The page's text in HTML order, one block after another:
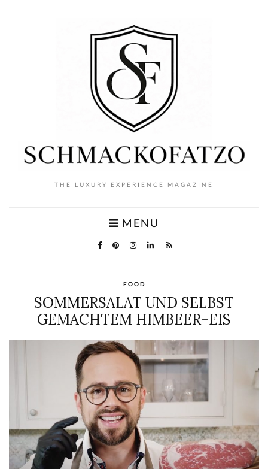
THE LUXURY EXPERIENCE MAGAZINE
MENU
FOOD
SOMMERSALAT UND SELBST
GEMACHTEM HIMBEER-EIS